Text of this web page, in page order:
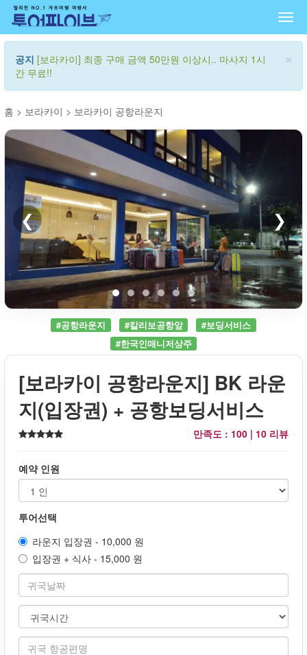
×
공지 [보라카이] 최종 구매 금액 50만원 이상시.. 마사지 1시
간 무료!!
홈 > 보라카이 > 보라카이 공항라운지
❮ ❯
#공항라운지 #칼리보공항앞
#보딩서비스
#한국인매니저상주
[보라카이 공항라운지] BK 라운
지(입장권) + 공항보딩서비스
만족도 : 100 | 10 리뷰
예약 인원
투어선택
라운지 입장권 - 10,000 원
입장권 + 식사 - 15,000 원